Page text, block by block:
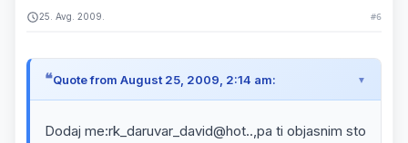
25. Avg. 2009. #6
Quote from August 25, 2009, 2:14 am:
Dodaj me:rk_daruvar_david@hot..,pa ti objasnim sto